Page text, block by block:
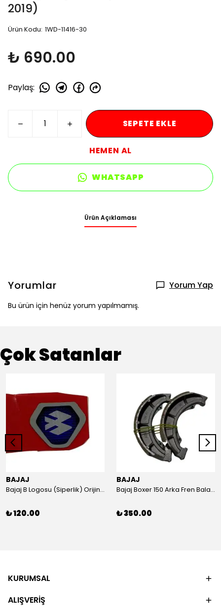
2019)
Ürün Kodu: 1WD-11416-30
₺ 690.00
Paylaş:
SEPETE EKLE
HEMEN AL
WHATSAPP
Ürün Açıklaması
Yorumlar Yorum Yap
Bu ürün için henüz yorum yapılmamış.
Çok Satanlar
BAJAJ
Bajaj B Logosu (Siperlik) Orijinal
₺ 120.00
BAJAJ
Bajaj Boxer 150 Arka Fren Balatası Orijinal
₺ 350.00
KURUMSAL
ALIŞVERİŞ